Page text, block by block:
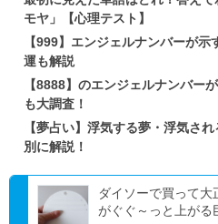
モヤ」【心理テスト】
【999】エンジェルナンバーが
運も解説
【8888】のエンジェルナンバー
も大調査！
【夢占い】浮気する夢・浮気さ
別に解説！
ダイソーで買って
がぐぐ～っと上がる